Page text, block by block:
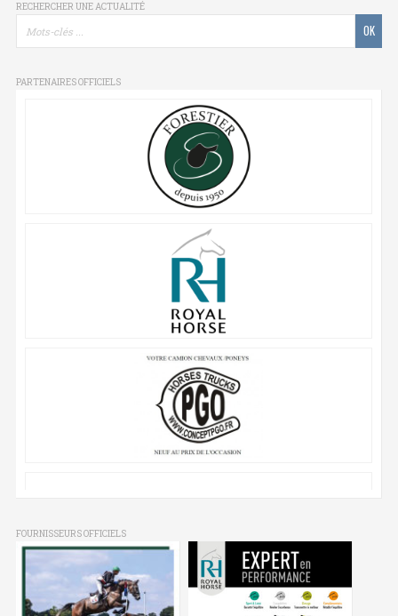
RECHERCHER UNE ACTUALITÉ
PARTENAIRES OFFICIELS
FOURNISSEURS OFFICIELS